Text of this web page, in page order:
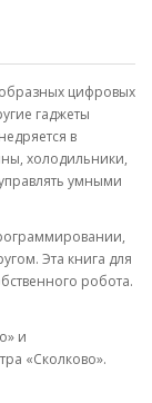
цифровых
гаджеты
в
холодильники,
умными
Эта книга для
робота.
и
«Сколково».